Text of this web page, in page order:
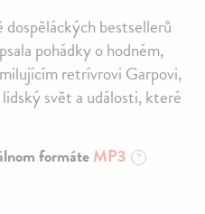
dospěláckých bestsellerů
pohádky o hodném,
retrívrovi Garpovi,
svět a události, které
formáteMP3 ?